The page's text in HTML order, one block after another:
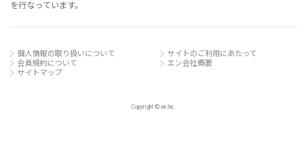
を行なっています。
個人情報の取り扱いについて
サイトのご利用にあたって
会員規約について
エン会社概要
サイトマップ
Copyright © en Inc.